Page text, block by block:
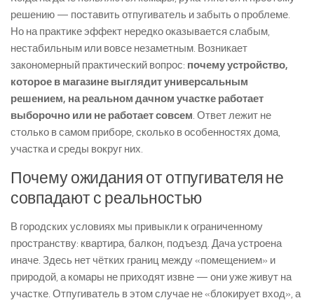
решению — поставить отпугиватель и забыть о проблеме.
Но на практике эффект нередко оказывается слабым,
нестабильным или вовсе незаметным. Возникает
закономерный практический вопрос: почему устройство,
которое в магазине выглядит универсальным
решением, на реальном дачном участке работает
выборочно или не работает совсем. Ответ лежит не
столько в самом приборе, сколько в особенностях дома,
участка и среды вокруг них.
Почему ожидания от отпугивателя не
совпадают с реальностью
В городских условиях мы привыкли к ограниченному
пространству: квартира, балкон, подъезд. Дача устроена
иначе. Здесь нет чётких границ между «помещением» и
природой, а комары не приходят извне — они уже живут на
участке. Отпугиватель в этом случае не «блокирует вход», а